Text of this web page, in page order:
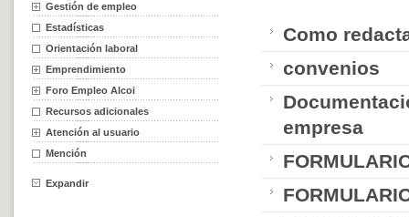
Gestión de empleo
Estadísticas
Orientación laboral
Emprendimiento
Foro Empleo Alcoi
Recursos adicionales
Atención al usuario
Mención
Expandir
Como
convenios
empresa